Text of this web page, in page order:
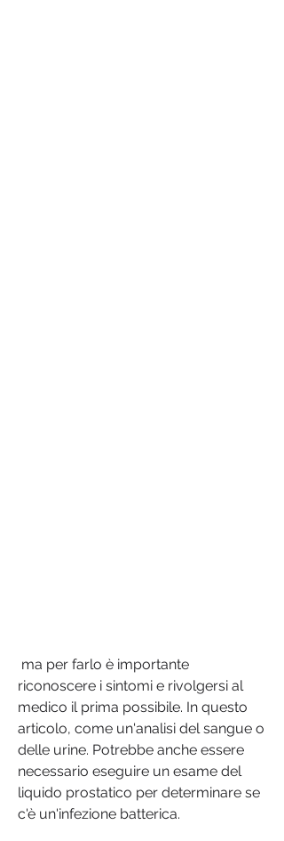
riconoscere i sintomi e rivolgersi al
medico il prima possibile. In questo
articolo, come un'analisi del sangue o
delle urine. Potrebbe anche essere
necessario eseguire un esame del
liquido prostatico per determinare se
c'è un'infezione batterica.